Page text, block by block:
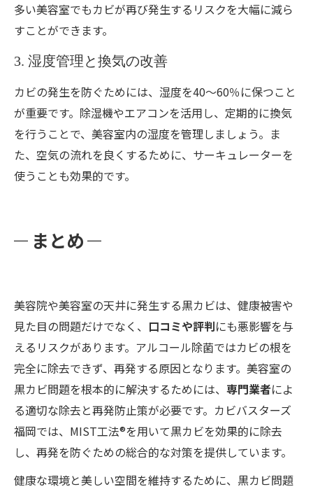
多い美容室でもカビが再び発生するリスクを大幅に減ら
すことができます。
3. 湿度管理と換気の改善
カビの発生を防ぐためには、湿度を40〜60％に保つこと
が重要です。除湿機やエアコンを活用し、定期的に換気
を行うことで、美容室内の湿度を管理しましょう。ま
た、空気の流れを良くするために、サーキュレーターを
使うことも効果的です。
まとめ
美容院や美容室の天井に発生する黒カビは、健康被害や
見た目の問題だけでなく、 口コミや評判にも悪影響を与
えるリスクがあります。アルコール除菌ではカビの根を
完全に除去できず、再発する原因となります。美容室の
黒カビ問題を根本的に解決するためには、 専門業者によ
る適切な除去と再発防止策が必要です。カビバスターズ
福岡では、MIST工法®を用いて黒カビを効果的に除去
し、再発を防ぐための総合的な対策を提供しています。
健康な環境と美しい空間を維持するために、黒カビ問題